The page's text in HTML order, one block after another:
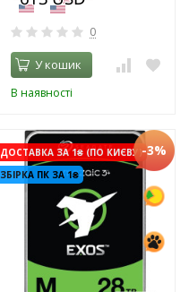
0
У кошик
В наявності
ДОСТАВКА ЗА 1₴ (ПО КИЄВУ)
ЗБІРКА ПК ЗА 1₴
-3%